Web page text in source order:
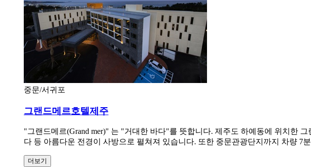
중문/서귀포
그랜드메르호텔제주
"그랜드메르(Grand mer)" 는 "거대한 바다"를 뜻합니다. 제주도 하예동에 위치한
다 등 아름다운 전경이 사방으로 펼쳐져 있습니다. 또한 중문관광단지까지 차량
더보기